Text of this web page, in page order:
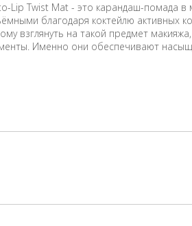
Lip Twist Mat - это карандаш-помада в
благодаря коктейлю активных
взглянуть на такой предмет
Именно они обеспечивают